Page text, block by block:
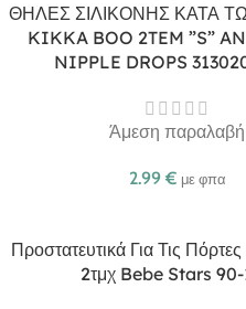
ΘΗΛΕΣ ΣΙΛΙΚΟΝΗΣ ΚΑΤΑ
KIKKA BOO 2TEM ”S”
NIPPLE DROPS
Άμεση παραλαβή
2.99 € με φπα
Προστατευτικά Για Τις
2τμχ Bebe Stars